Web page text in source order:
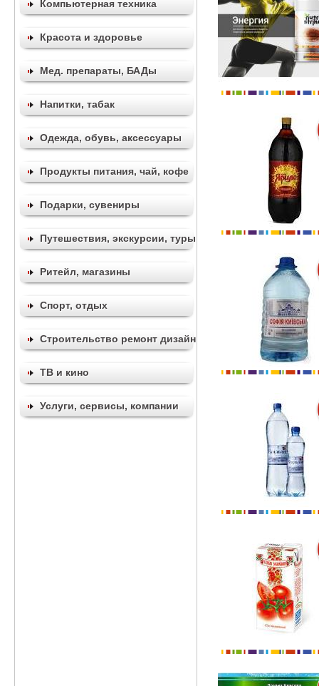
Компьютерная техника
Красота и здоровье
Мед. препараты, БАДы
Напитки, табак
Одежда, обувь, аксессуары
Продукты питания, чай, кофе
Подарки, сувениры
Путешествия, экскурсии, туры
Ритейл, магазины
Спорт, отдых
Строительство ремонт дизайн
ТВ и кино
Услуги, сервисы, компании